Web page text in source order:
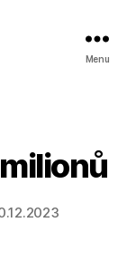
Menu